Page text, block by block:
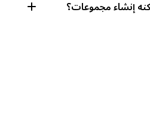
إنشاء مجموعات؟